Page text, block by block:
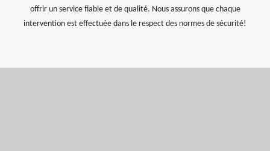
offrir un service fiable et de qualité. Nous assurons que chaque
intervention est effectuée dans le respect des normes de sécurité!